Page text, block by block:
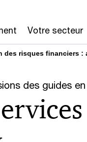
Votre secteur
des risques financiers :
des guides